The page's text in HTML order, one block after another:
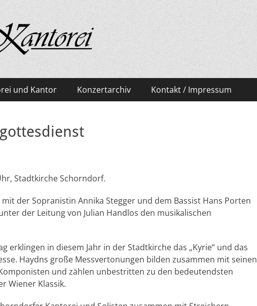
und Kantor Konzertarchiv Kontakt / Impressum
Stadtkirche Schorndorf.
der Sopranistin Annika Stegger und dem Bassist Hans Porten
der Leitung von Julian Handlos den musikalischen
erklingen in diesem Jahr in der Stadtkirche das „Kyrie“ und das
Haydns große Messvertonungen bilden zusammen mit seinen
und zählen unbestritten zu den bedeutendsten
Wiener Klassik.